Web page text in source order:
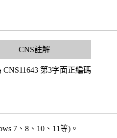
CNS註解
CNS11643 第3字面正編碼
7、8、10、11等)。